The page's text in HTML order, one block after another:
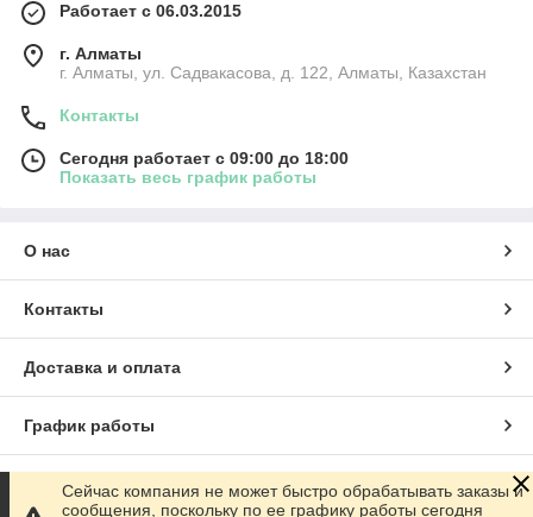
Работает с 06.03.2015
г. Алматы
г. Алматы, ул. Садвакасова, д. 122, Алматы, Казахстан
Контакты
Сегодня работает с 09:00 до 18:00
Показать весь график работы
О нас
Контакты
Доставка и оплата
График работы
Полная версия сайта
Сейчас компания не может быстро обрабатывать заказы и
сообщения, поскольку по ее графику работы сегодня